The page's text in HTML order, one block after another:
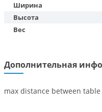
Ширина
Высота
Вес
Дополнительная
max distance between